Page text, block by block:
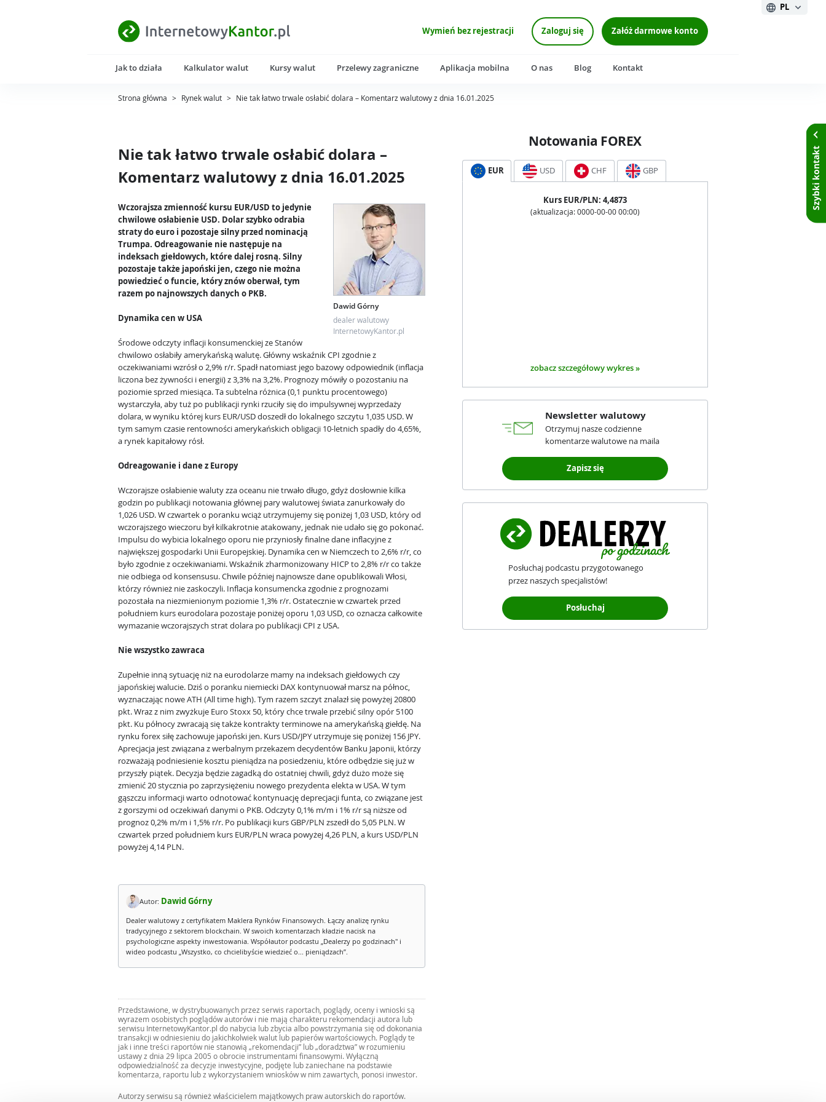
Wymień bez rejestracji Zaloguj się Załóż darmowe konto
PL
Jak to działa Kalkulator walut Kursy walut Przelewy zagraniczne Aplikacja mobilna O nas Blog Kontakt
Strona główna > Rynek walut > Nie tak łatwo trwale osłabić dolara – Komentarz walutowy z dnia 16.01.2025
Nie tak łatwo trwale osłabić dolara –
Komentarz walutowy z dnia 16.01.2025
Dawid Górny
dealer walutowy
InternetowyKantor.pl
Wczorajsza zmienność kursu EUR/USD to jedynie
chwilowe osłabienie USD. Dolar szybko odrabia
straty do euro i pozostaje silny przed nominacją
Trumpa. Odreagowanie nie następuje na
indeksach giełdowych, które dalej rosną. Silny
pozostaje także japoński jen, czego nie można
powiedzieć o funcie, który znów oberwał, tym
razem po najnowszych danych o PKB.
Dynamika cen w USA
Środowe odczyty inflacji konsumenckiej ze Stanów
chwilowo osłabiły amerykańską walutę. Główny wskaźnik CPI zgodnie z
oczekiwaniami wzrósł o 2,9% r/r. Spadł natomiast jego bazowy odpowiednik (inflacja
liczona bez żywności i energii) z 3,3% na 3,2%. Prognozy mówiły o pozostaniu na
poziomie sprzed miesiąca. Ta subtelna różnica (0,1 punktu procentowego)
wystarczyła, aby tuż po publikacji rynki rzuciły się do impulsywnej wyprzedaży
dolara, w wyniku której kurs EUR/USD doszedł do lokalnego szczytu 1,035 USD. W
tym samym czasie rentowności amerykańskich obligacji 10-letnich spadły do 4,65%,
a rynek kapitałowy rósł.
Odreagowanie i dane z Europy
Wczorajsze osłabienie waluty zza oceanu nie trwało długo, gdyż dosłownie kilka
godzin po publikacji notowania głównej pary walutowej świata zanurkowały do
1,026 USD. W czwartek o poranku wciąż utrzymujemy się poniżej 1,03 USD, który od
wczorajszego wieczoru był kilkakrotnie atakowany, jednak nie udało się go pokonać.
Impulsu do wybicia lokalnego oporu nie przyniosły finalne dane inflacyjne z
największej gospodarki Unii Europejskiej. Dynamika cen w Niemczech to 2,6% r/r, co
było zgodnie z oczekiwaniami. Wskaźnik zharmonizowany HICP to 2,8% r/r co także
nie odbiega od konsensusu. Chwile później najnowsze dane opublikowali Włosi,
którzy również nie zaskoczyli. Inflacja konsumencka zgodnie z prognozami
pozostała na niezmienionym poziomie 1,3% r/r. Ostatecznie w czwartek przed
południem kurs eurodolara pozostaje poniżej oporu 1,03 USD, co oznacza całkowite
wymazanie wczorajszych strat dolara po publikacji CPI z USA.
Nie wszystko zawraca
Zupełnie inną sytuację niż na eurodolarze mamy na indeksach giełdowych czy
japońskiej walucie. Dziś o poranku niemiecki DAX kontynuował marsz na północ,
wyznaczając nowe ATH (All time high). Tym razem szczyt znalazł się powyżej 20800
pkt. Wraz z nim zwyżkuje Euro Stoxx 50, który chce trwale przebić silny opór 5100
pkt. Ku północy zwracają się także kontrakty terminowe na amerykańską giełdę. Na
rynku forex siłę zachowuje japoński jen. Kurs USD/JPY utrzymuje się poniżej 156 JPY.
Aprecjacja jest związana z werbalnym przekazem decydentów Banku Japonii, którzy
rozważają podniesienie kosztu pieniądza na posiedzeniu, które odbędzie się już w
przyszły piątek. Decyzja będzie zagadką do ostatniej chwili, gdyż dużo może się
zmienić 20 stycznia po zaprzysiężeniu nowego prezydenta elekta w USA. W tym
gąszczu informacji warto odnotować kontynuację deprecjacji funta, co związane jest
z gorszymi od oczekiwań danymi o PKB. Odczyty 0,1% m/m i 1% r/r są niższe od
prognoz 0,2% m/m i 1,5% r/r. Po publikacji kurs GBP/PLN zszedł do 5,05 PLN. W
czwartek przed południem kurs EUR/PLN wraca powyżej 4,26 PLN, a kurs USD/PLN
powyżej 4,14 PLN.
Autor: Dawid Górny
Dealer walutowy z certyfikatem Maklera Rynków Finansowych. Łączy analizę rynku
tradycyjnego z sektorem blockchain. W swoich komentarzach kładzie nacisk na
psychologiczne aspekty inwestowania. Współautor podcastu „Dealerzy po godzinach" i
wideo podcastu „Wszystko, co chcielibyście wiedzieć o... pieniądzach”.
Przedstawione, w dystrybuowanych przez serwis raportach, poglądy, oceny i wnioski są
wyrazem osobistych poglądów autorów i nie mają charakteru rekomendacji autora lub
serwisu InternetowyKantor.pl do nabycia lub zbycia albo powstrzymania się od dokonania
transakcji w odniesieniu do jakichkolwiek walut lub papierów wartościowych. Poglądy te
jak i inne treści raportów nie stanowią „rekomendacji” lub „doradztwa” w rozumieniu
ustawy z dnia 29 lipca 2005 o obrocie instrumentami finansowymi. Wyłączną
odpowiedzialność za decyzje inwestycyjne, podjęte lub zaniechane na podstawie
komentarza, raportu lub z wykorzystaniem wniosków w nim zawartych, ponosi inwestor.
Autorzy serwisu są również właścicielem majątkowych praw autorskich do raportów.
Notowania FOREX
EUR USD CHF GBP
Kurs EUR/PLN: 4,4873
(aktualizacja: 0000-00-00 00:00)
zobacz szczegółowy wykres »
Newsletter walutowy
Otrzymuj nasze codzienne
komentarze walutowe na maila
Zapisz się
Posłuchaj podcastu przygotowanego
przez naszych specjalistów!
Posłuchaj
Szybki kontakt